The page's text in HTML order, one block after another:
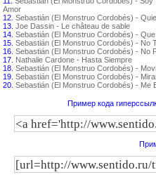
Amor
12. Sebastián (El Monstruo Cordobés) -
13. Joe Dassin - Le château de sable
14. Sebastián (El Monstruo Cordobés) -
15. Sebastián (El Monstruo Cordobés) - No
16. Sebastián (El Monstruo Cordobés) - No
17. Nathalie Cardone - Hasta Siempre
18. Sebastián (El Monstruo Cordobés) -
19. Sebastián (El Monstruo Cordobés) -
20. Sebastián (El Monstruo Cordobés) - Me
Пример кода